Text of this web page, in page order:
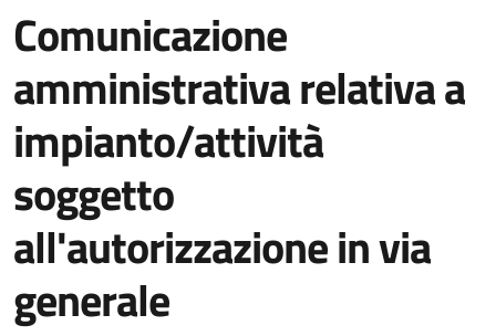
Comunicazione
amministrativa relativa a
impianto/attività
soggetto
all'autorizzazione in via
generale